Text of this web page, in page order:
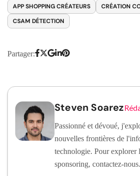
APP SHOPPING CRÉATEURS
CRÉATION
CSAM DÉTECTION
Partager:
Steven Soarez
Passionné et dévoué,
nouvelles frontières de
technologie. Pour explorer
sponsoring, contactez-nous.